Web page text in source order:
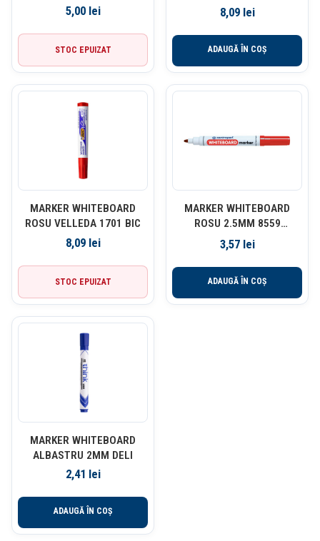
1721 BIC
5,00 lei
STOC EPUIZAT
8,09 lei
ADAUGĂ ÎN COȘ
MARKER WHITEBOARD
ROSU VELLEDA 1701 BIC
8,09 lei
STOC EPUIZAT
MARKER WHITEBOARD
ROSU 2.5MM 8559
CENTROPEN
3,57 lei
ADAUGĂ ÎN COȘ
MARKER WHITEBOARD
ALBASTRU 2MM DELI
2,41 lei
ADAUGĂ ÎN COȘ